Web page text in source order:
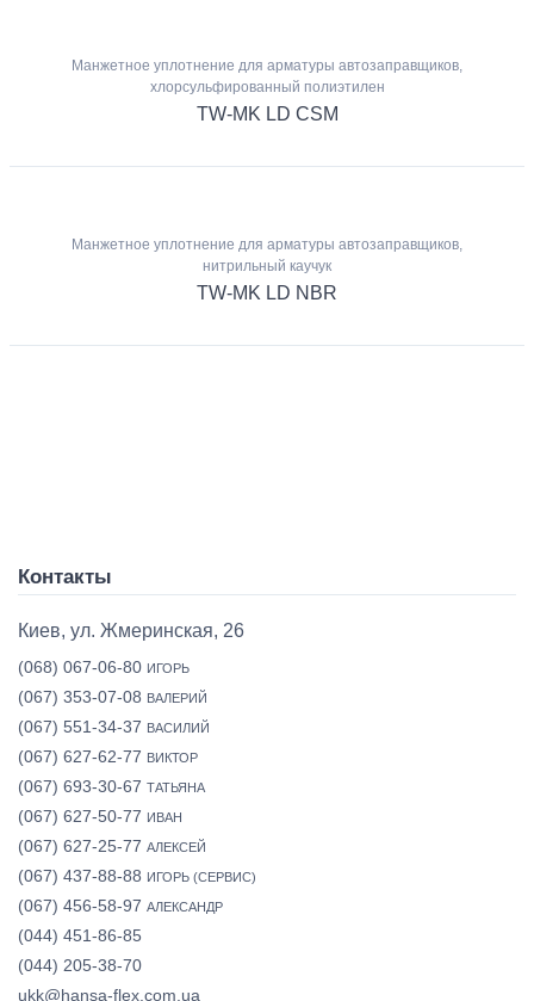
Манжетное уплотнение для арматуры автозаправщиков,
хлорсульфированный полиэтилен
TW-MK LD CSM
Манжетное уплотнение для арматуры автозаправщиков,
нитрильный каучук
TW-MK LD NBR
Контакты
Киев, ул. Жмеринская, 26
(068) 067-06-80 ИГОРЬ
(067) 353-07-08 ВАЛЕРИЙ
(067) 551-34-37 ВАСИЛИЙ
(067) 627-62-77 ВИКТОР
(067) 693-30-67 ТАТЬЯНА
(067) 627-50-77 ИВАН
(067) 627-25-77 АЛЕКСЕЙ
(067) 437-88-88 ИГОРЬ (СЕРВИС)
(067) 456-58-97 АЛЕКСАНДР
(044) 451-86-85
(044) 205-38-70
ukk@hansa-flex.com.ua